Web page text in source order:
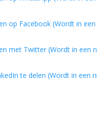
op Facebook (Wordt in
met Twitter (Wordt in een
te delen (Wordt in een